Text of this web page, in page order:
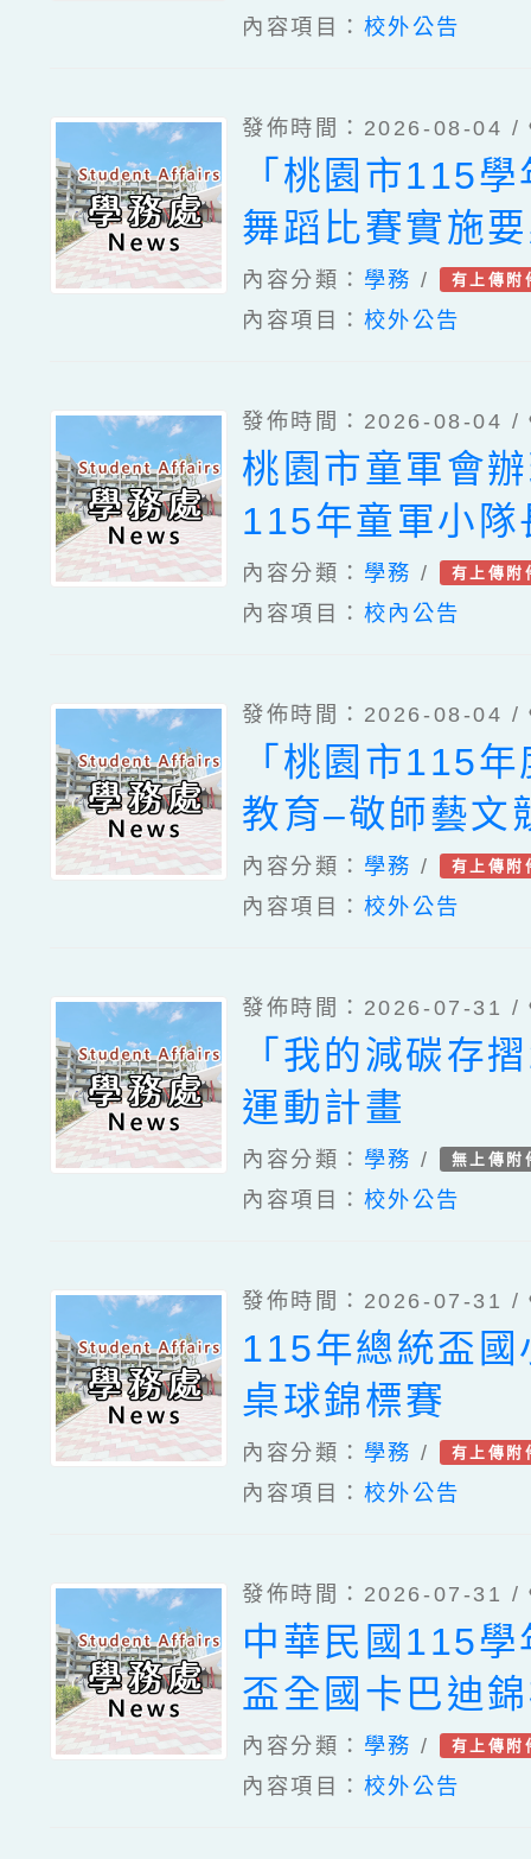
內容項目： 校外公告
發佈時間：2026-08-04 /
「桃園市115
舞蹈比賽實施
內容分類： 學務 / 有上傳附
內容項目： 校外公告
發佈時間：2026-08-04 /
桃園市童軍會
115年童軍小隊
活動一案
內容分類： 學務 / 有上傳附
內容項目： 校內公告
發佈時間：2026-08-04 /
「桃園市115
教育–敬師藝文
計畫」1份
內容分類： 學務 / 有上傳附
內容項目： 校外公告
發佈時間：2026-07-31 /
「我的減碳存
運動計畫
內容分類： 學務 / 無上傳附
內容項目： 校外公告
發佈時間：2026-07-31 /
115年總統盃國
桌球錦標賽
內容分類： 學務 / 有上傳附
內容項目： 校外公告
發佈時間：2026-07-31 /
中華民國115學
盃全國卡巴迪
內容分類： 學務 / 有上傳附
內容項目： 校外公告